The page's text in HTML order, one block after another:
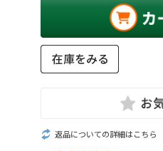
返品についての詳細はこちら